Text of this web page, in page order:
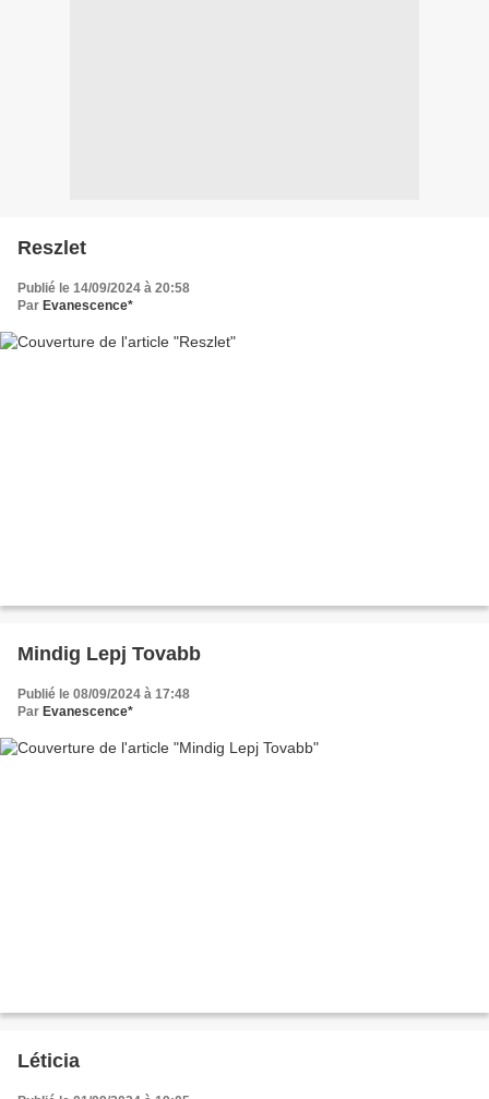
Reszlet
Publié le 14/09/2024 à 20:58
Par Evanescence*
Mindig Lepj Tovabb
Publié le 08/09/2024 à 17:48
Par Evanescence*
Léticia